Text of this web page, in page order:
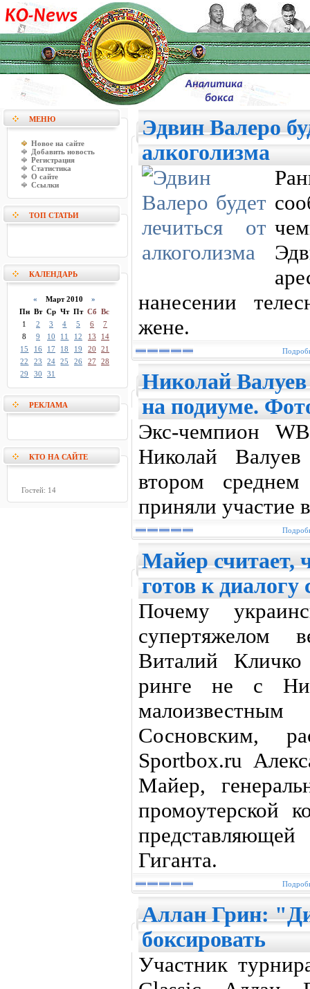
МЕНЮ
Новое на сайте
Добавить новость
Регистрация
Статистика
О сайте
Ссылки
ТОП СТАТЬИ
КАЛЕНДАРЬ
« Март 2010 »
Пн Вт Ср Чт Пт Сб Вс
1
2 3 4 5 6
7
8
9 10 11 12 13
14
15
16 17 18 19 20
21
22
23 24 25 26 27
28
29
30 31
РЕКЛАМА
КТО НА САЙТЕ
Гостей: 14
Эдвин Валеро
алкоголизма
нанесении
жене.
Николай
на подиуме.
Экс-чемпион
Николай
втором
приняли участие
Майер считает,
готов к
Почему
Виталий
ринге не с
Сосновским,
Sportbox.ru
Майер,
промоутерской
Гиганта.
Аллан Грин:
боксировать
Участник